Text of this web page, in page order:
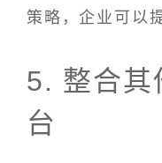
策略，企业可以
5. 整合其
台